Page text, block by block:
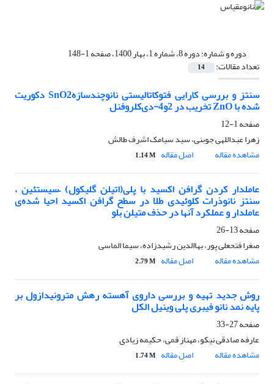
دوره و شماره:دوره 8، شماره 1، بهار 1400، صفحه 1-148
تعداد مقالات: 14
سنتز و بررسی کارایی فتوکاتالیستی نانوچندسازهSnO2 دکوریت
شده با ZnO تخریب در 2و4-دی‌کلروفنل
صفحه1-12
زهرا عبداللهی جوبنی، سید سیامک اشرف طالش
مشاهده مقاله
اصل مقاله 1.14 M
عاملدار کردن گرافن اکسید با پلی(‌اتیلن گلیکول) –سیستئین ،
سنتز نانوذرات کلوئیدی طلا در سطح گرافن اکسید احیا شده‌ی
عاملدار و عملکرد آنها در حذف متیلن بلو
صفحه13-26
صغرا فتحعلی پور، بهاالدین رشیدزاده، سیما الماسی
مشاهده مقاله
اصل مقاله 2.79 M
روش جدید تهیه و بررسی داروی آهسته رهش مترونیدازول بر
پایه نمد نانو فیبری پلی وینیل الکل
صفحه27-33
عارفه صادقی نیکو، مهناز قمی، حکیمه زیادی
مشاهده مقاله
اصل مقاله 1.74 M